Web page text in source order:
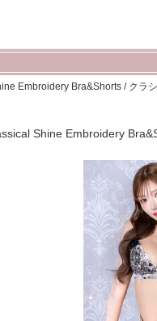
Embroidery Bra&Shorts / クラ
Shine Embroidery